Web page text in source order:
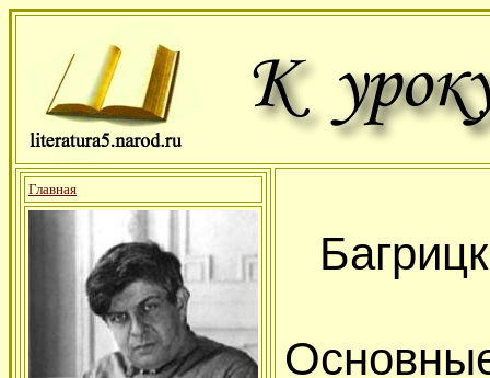
Главная